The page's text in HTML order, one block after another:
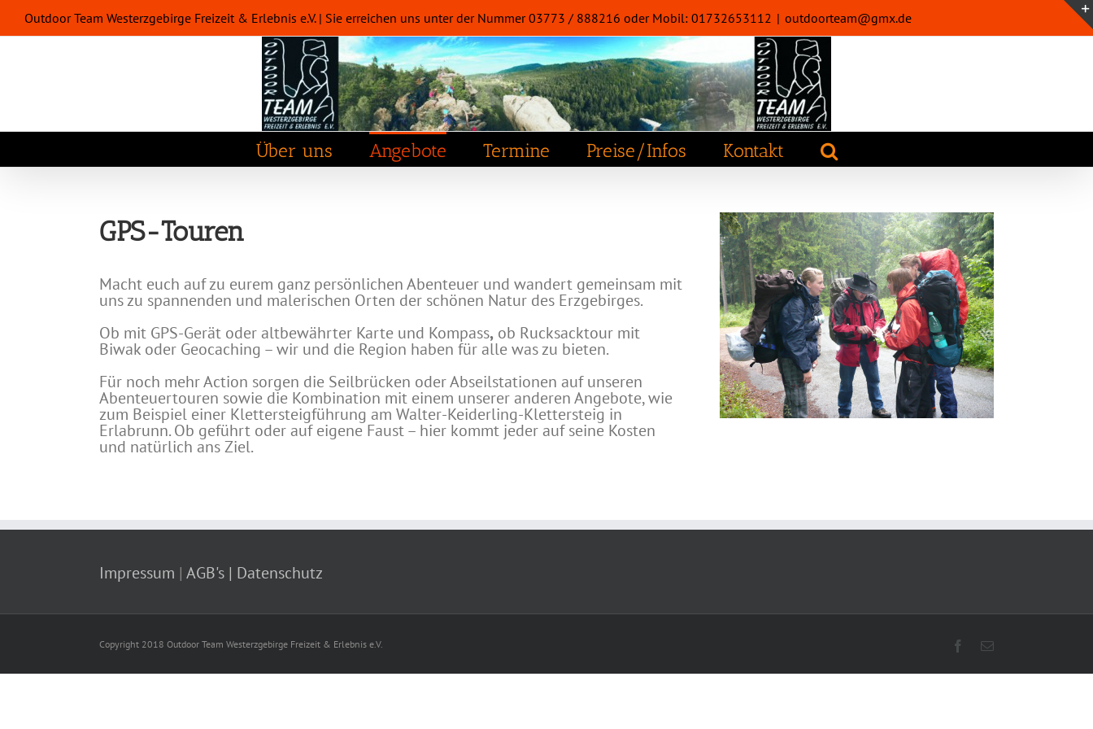
Inhalt
springen
Outdoor Team Westerzgebirge Freizeit & Erlebnis e.V. | Sie erreichen uns unter der Nummer 03773 / 888216 oder Mobil: 01732653112 | outdoorteam@gmx.de
Über uns Angebote Termine Preise/Infos Kontakt
GPS-Touren
Macht euch auf zu eurem ganz persönlichen Abenteuer und wandert gemeinsam mit
uns zu spannenden und malerischen Orten der schönen Natur des Erzgebirges.
Ob mit GPS-Gerät oder altbewährter Karte und Kompass, ob Rucksacktour mit
Biwak oder Geocaching – wir und die Region haben für alle was zu bieten.
Für noch mehr Action sorgen die Seilbrücken oder Abseilstationen auf unseren
Abenteuertouren sowie die Kombination mit einem unserer anderen Angebote, wie
zum Beispiel einer Klettersteigführung am Walter-Keiderling-Klettersteig in
Erlabrunn. Ob geführt oder auf eigene Faust – hier kommt jeder auf seine Kosten
und natürlich ans Ziel.
Impressum | AGB's | Datenschutz
Copyright 2018 Outdoor Team Westerzgebirge Freizeit & Erlebnis e.V. Facebook
E-